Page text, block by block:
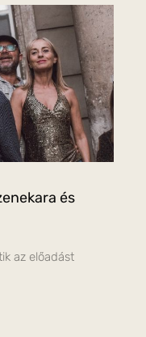
és
az előadást